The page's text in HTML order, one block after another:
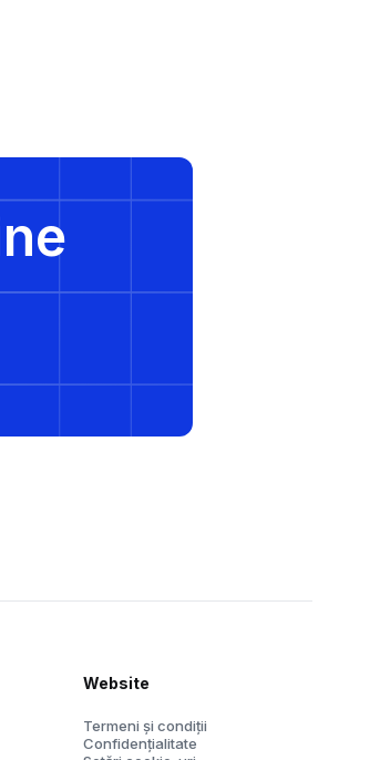
Website
Termeni și condiții
Confidențialitate